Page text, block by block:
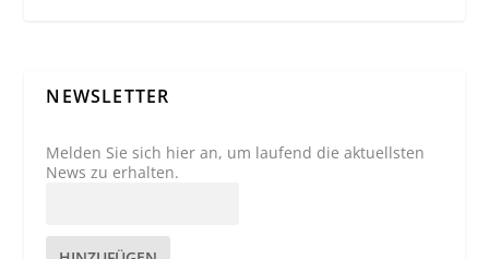
NEWSLETTER
Melden Sie sich hier an, um laufend die aktuellsten
News zu erhalten.